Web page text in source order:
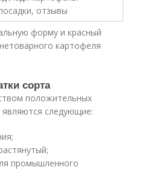
форму и красный
картофеля
сорта
положительных
следующие:
промышленного